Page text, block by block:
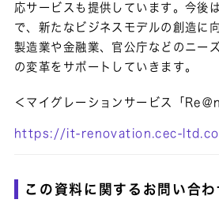
応サービスも提供しています。今後
で、新たなビジネスモデルの創造に
製造業や金融業、官公庁などのニー
の変革をサポートしていきます。
＜マイグレーションサービス「Re＠
https://it-renovation.cec-
この資料に関するお問い合わ